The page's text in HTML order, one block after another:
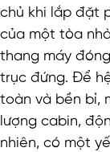
chủ khi lắp đặt
của một tòa
thang máy
trục đứng. Để
toàn và bền bỉ,
lượng cabin,
nhiên, có một